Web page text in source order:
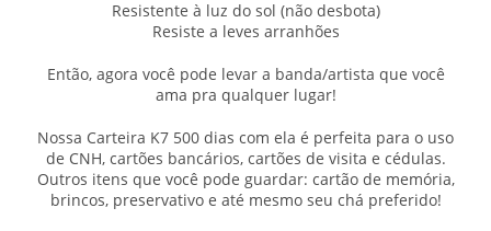
Resistente à luz do sol (não desbota)
Resiste a leves arranhões
Então, agora você pode levar a banda/artista que você
ama pra qualquer lugar!
Nossa Carteira K7 500 dias com ela é perfeita para o uso
de CNH, cartões bancários, cartões de visita e cédulas.
Outros itens que você pode guardar: cartão de memória,
brincos, preservativo e até mesmo seu chá preferido!